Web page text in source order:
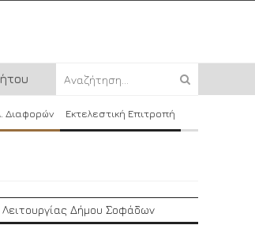
Διαφορών Εκτελεστική Επιτροπή
Δήμου Σοφάδων